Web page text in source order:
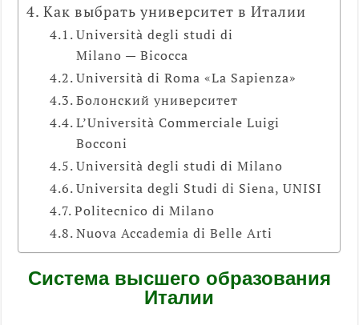
Как выбрать университет в Италии
Università degli studi di
Milano — Bicocca
Università di Roma «La Sapienza»
Болонский университет
L’Università Commerciale Luigi
Bocconi
Università degli studi di Milano
Universita degli Studi di Siena, UNISI
Politecnico di Milano
Nuova Accademia di Belle Arti
Система высшего образования
Италии